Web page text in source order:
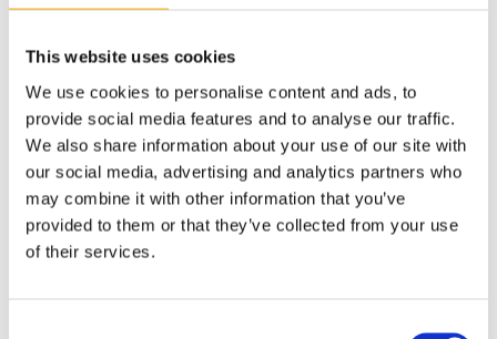
This website uses cookies
We use cookies to personalise content and ads, to
provide social media features and to analyse our traffic.
We also share information about your use of our site with
our social media, advertising and analytics partners who
may combine it with other information that you’ve
provided to them or that they’ve collected from your use
of their services.
Cena:340,00 zł
szt.
do koszyka
dodaj do przechowalni
Ocena:
Kategorie: warianty
zapytaj o produkt